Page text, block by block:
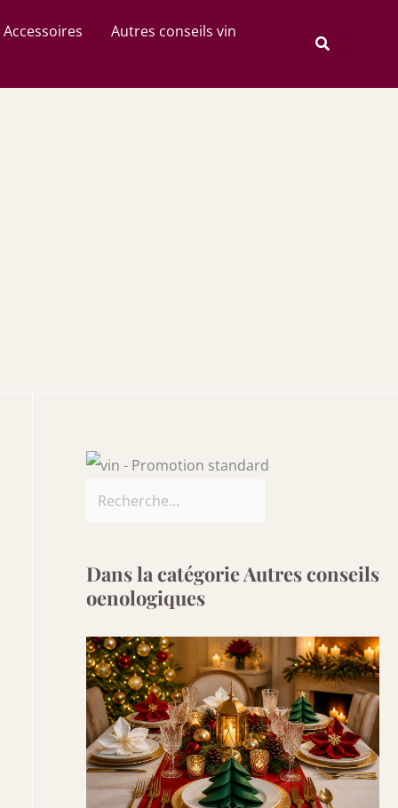
Accessoires
Autres conseils vin
Rechercher
Dans la catégorie Autres conseils
oenologiques